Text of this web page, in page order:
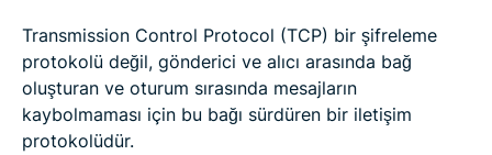
Transmission Control Protocol (TCP) bir şifreleme
protokolü değil, gönderici ve alıcı arasında bağ
oluşturan ve oturum sırasında mesajların
kaybolmaması için bu bağı sürdüren bir iletişim
protokolüdür.